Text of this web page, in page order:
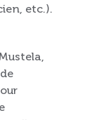
etc.).